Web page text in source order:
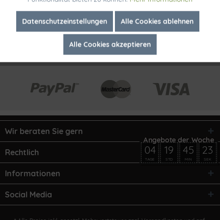
Wir beraten Sie gern
Rechtlich
Informationen
Social Media
Marketing Inaktiv
Datenschutzeinstellungen Alle Cookies ablehnen
Alle Cookies akzeptieren
04
TAGE
19
STD
45
MIN
23
SEK